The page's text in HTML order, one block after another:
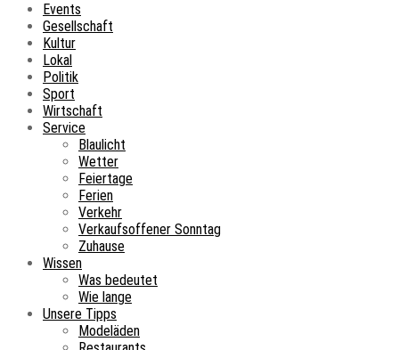
Events
Gesellschaft
Kultur
Lokal
Politik
Sport
Wirtschaft
Service
Blaulicht
Wetter
Feiertage
Ferien
Verkehr
Verkaufsoffener Sonntag
Zuhause
Wissen
Was bedeutet
Wie lange
Unsere Tipps
Modeläden